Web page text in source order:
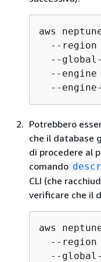
aws
  --region
--
--engine
--
Potrebbero
che il database
di procedere al
comando
CLI (che
verificare che il
aws
  --region
--